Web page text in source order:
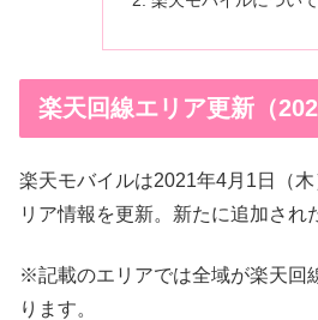
楽天回線エリア更新（
楽天モバイルは2021年4月1日（
リア情報を更新。新たに追加され
※記載のエリアでは全域が楽天回
ります。